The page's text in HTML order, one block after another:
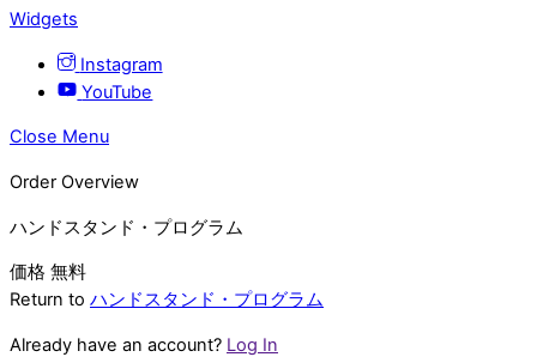
Widgets
Instagram
YouTube
Close Menu
Order Overview
ハンドスタンド・プログラム
価格 無料
Return to ハンドスタンド・プログラム
Already have an account? Log In